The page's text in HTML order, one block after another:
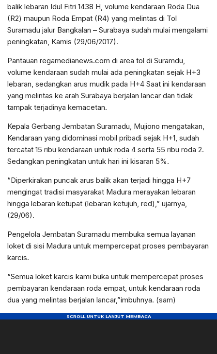
balik lebaran Idul Fitri 1438 H, volume kendaraan Roda Dua
(R2) maupun Roda Empat (R4) yang melintas di Tol
Suramadu jalur Bangkalan – Surabaya sudah mulai mengalami
peningkatan, Kamis (29/06/2017).
Pantauan regamedianews.com di area tol di Suramdu,
volume kendaraan sudah mulai ada peningkatan sejak H+3
lebaran, sedangkan arus mudik pada H+4 Saat ini kendaraan
yang melintas ke arah Surabaya berjalan lancar dan tidak
tampak terjadinya kemacetan.
Kepala Gerbang Jembatan Suramadu, Mujiono mengatakan,
Kendaraan yang didominasi mobil pribadi sejak H+1, sudah
tercatat 15 ribu kendaraan untuk roda 4 serta 55 ribu roda 2.
Sedangkan peningkatan untuk hari ini kisaran 5%.
“Diperkirakan puncak arus balik akan terjadi hingga H+7
mengingat tradisi masyarakat Madura merayakan lebaran
hingga lebaran ketupat (lebaran ketujuh, red),” ujarnya,
(29/06).
Pengelola Jembatan Suramadu membuka semua layanan
loket di sisi Madura untuk mempercepat proses pembayaran
karcis.
“Semua loket karcis kami buka untuk mempercepat proses
pembayaran kendaraan roda empat, untuk kendaraan roda
dua yang melintas berjalan lancar,”imbuhnya. (sam)